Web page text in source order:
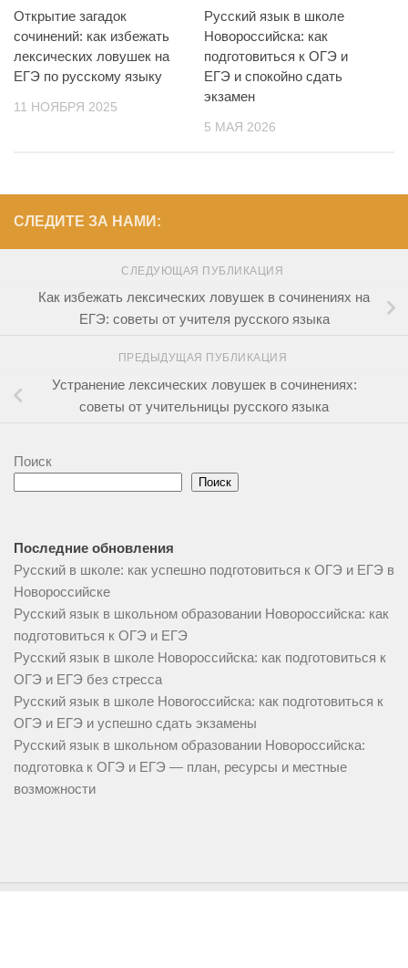
Открытие загадок
сочинений: как избежать
лексических ловушек на
ЕГЭ по русскому языку
11 НОЯБРЯ 2025
Русский язык в школе
Новороссийска: как
подготовиться к ОГЭ и
ЕГЭ и спокойно сдать
экзамен
5 МАЯ 2026
СЛЕДИТЕ ЗА НАМИ:
СЛЕДУЮЩАЯ ПУБЛИКАЦИЯ
Как избежать лексических ловушек в сочинениях на
ЕГЭ: советы от учителя русского языка
ПРЕДЫДУЩАЯ ПУБЛИКАЦИЯ
Устранение лексических ловушек в сочинениях:
советы от учительницы русского языка
Поиск
Поиск
Последние обновления
Русский в школе: как успешно подготовиться к ОГЭ и ЕГЭ в
Новороссийске
Русский язык в школьном образовании Новороссийска: как
подготовиться к ОГЭ и ЕГЭ
Русский язык в школе Новороссийска: как подготовиться к
ОГЭ и ЕГЭ без стресса
Русский язык в школе Новorоссийска: как подготовиться к
ОГЭ и ЕГЭ и успешно сдать экзамены
Русский язык в школьном образовании Новороссийска:
подготовка к ОГЭ и ЕГЭ — план, ресурсы и местные
возможности